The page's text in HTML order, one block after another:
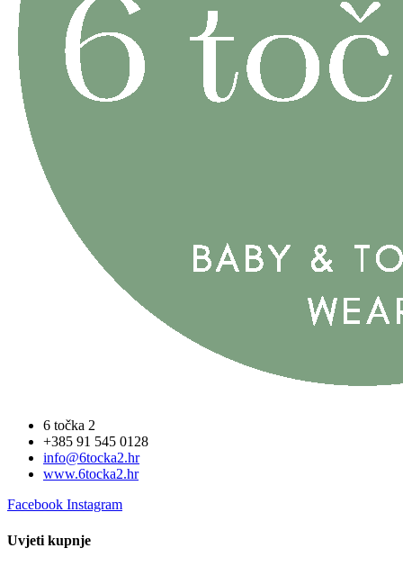
6 točka 2
+385 91 545 0128
info@6tocka2.hr
www.6tocka2.hr
Facebook Instagram
Uvjeti kupnje